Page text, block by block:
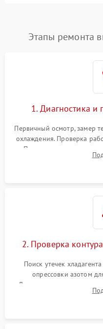
Этапы ремонта
1. Диагностика и
Первичный осмотр, замер
охлаждения. Проверка
Пельтье, оценка уровня
ошибок с
2. Проверка
Поиск утечек
опрессовки азотом
Диагностика
кулеров на предмет